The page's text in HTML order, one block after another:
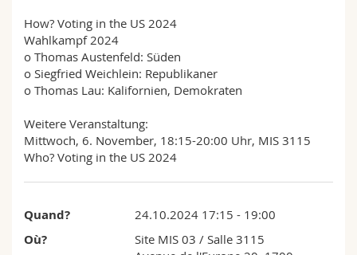
Interfacultaire
Doctorants
Programme des cours
MyUnifr
How? Voting in the US 2024
Wahlkampf 2024
o Thomas Austenfeld: Süden
o Siegfried Weichlein: Republikaner
o Thomas Lau: Kalifornien, Demokraten
Weitere Veranstaltung:
Mittwoch, 6. November, 18:15-20:00 Uhr, MIS 3115
Who? Voting in the US 2024
Quand? 24.10.2024 17:15 - 19:00
Où? Site MIS 03 / Salle 3115